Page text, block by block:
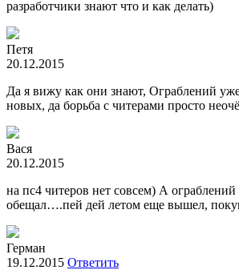
разработчики знают что и как делать)
Петя
20.12.2015
Да я вижу как они знают, Ограблений
новых, да борьба с читерами просто
Вася
20.12.2015
на пс4 читеров нет совсем) А
обещал….пей дей летом еще вышел,
Герман
19.12.2015 Ответить